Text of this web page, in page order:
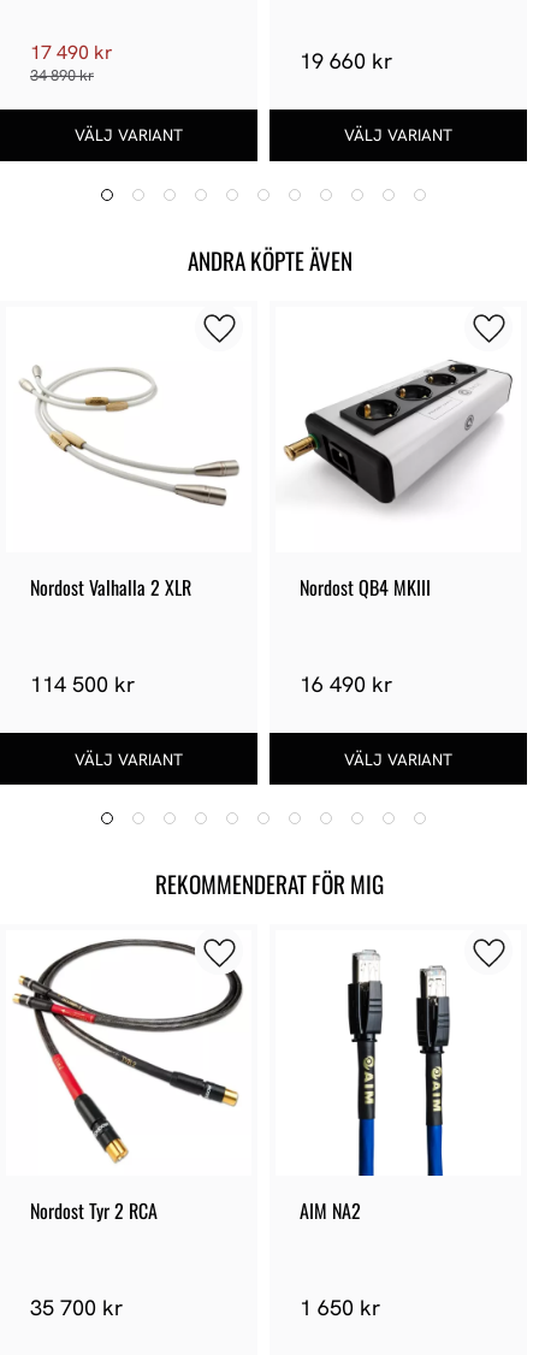
17 490 kr
34 890 kr
19 660 kr
ANDRA KÖPTE ÄVEN
Nordost Valhalla 2 XLR
114 500 kr
Nordost QB4 MKIII
16 490 kr
REKOMMENDERAT FÖR MIG
Nordost Tyr 2 RCA
35 700 kr
AIM NA2
1 650 kr